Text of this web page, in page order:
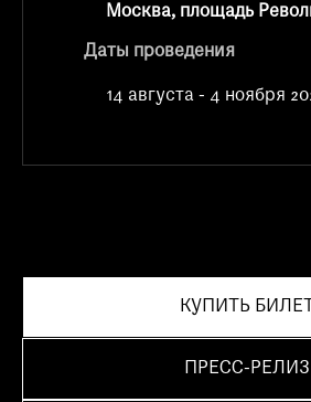
Москва, площадь
Даты проведения
14 августа - 4 ноября
КУПИТЬ БИЛЕТ
ПРЕСС-РЕЛИЗ